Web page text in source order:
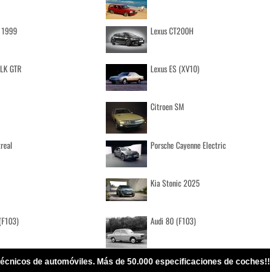
1999 Lexus CT200H
GTR Lexus ES (XV10)
Citroen SM
Porsche Cayenne Electric
Kia Stonic 2025
Audi 80 (F103)
de automóviles. Más de 50.000 especificaciones de coches!!